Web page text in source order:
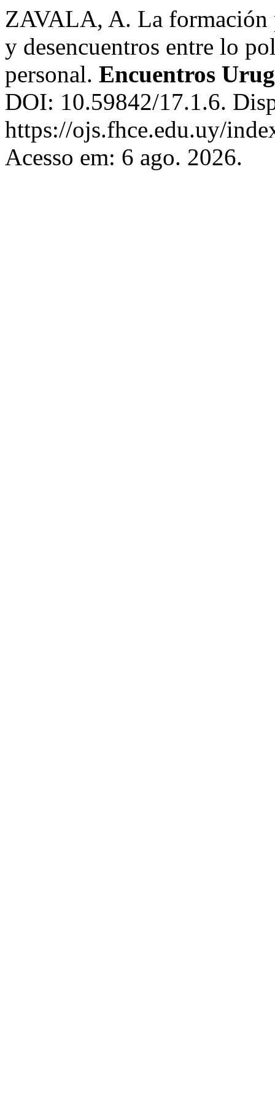
ZAVALA, A. La formación
y desencuentros entre lo
personal. Encuentros
DOI: 10.59842/17.1.6.
https://ojs.fhce.edu.uy/
Acesso em: 6 ago. 2026.